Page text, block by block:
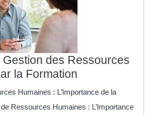
Gestion des Ressources
la Formation
la
Gestion
Humaines : L’Importance de la
Ressources Humaines : L’Importance